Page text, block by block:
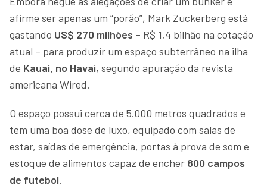
afirme ser apenas um “porão”, Mark Zuckerberg está
gastando US$ 270 milhões – R$ 1,4 bilhão na cotação
atual – para produzir um espaço subterrâneo na ilha
de Kauai, no Havaí, segundo apuração da revista
americana Wired.
O espaço possui cerca de 5.000 metros quadrados e
tem uma boa dose de luxo, equipado com salas de
estar, saídas de emergência, portas à prova de som e
estoque de alimentos capaz de encher 800 campos
de futebol.